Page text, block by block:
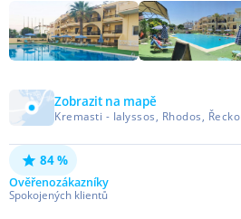
Zobrazit na mapě
Kremasti - Ialyssos, Rhodos, Řecko
84 %
Ověřenozákazníky
Spokojených klientů